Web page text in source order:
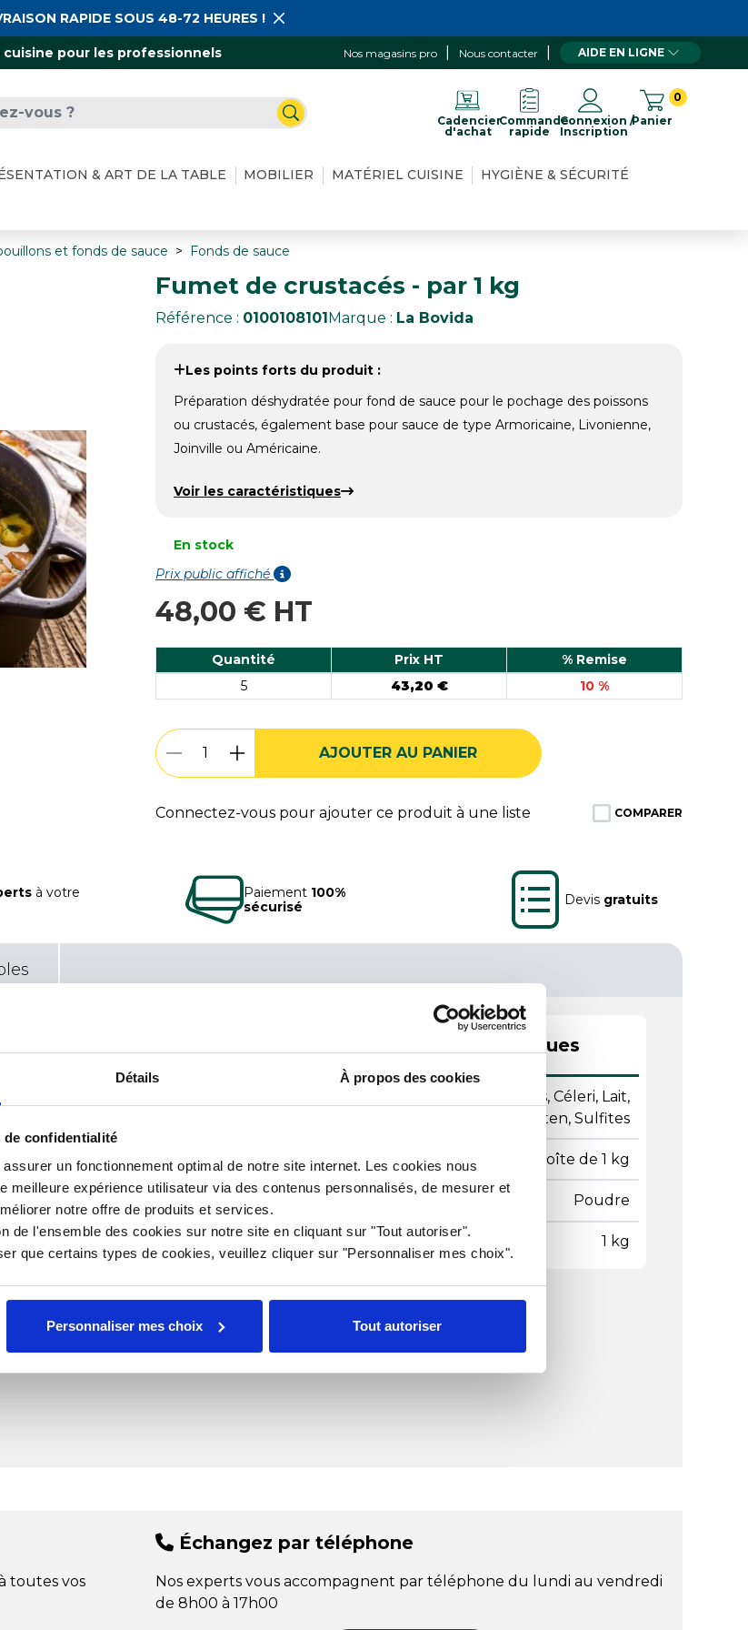
Détails À propos des cookies
de confidentialité
un fonctionnement optimal de notre site internet. Les cookies nous
meilleure expérience utilisateur via des contenus personnalisés, de mesurer et
notre offre de produits et services.
de l'ensemble des cookies sur notre site en cliquant sur "Tout autoriser".
que certains types de cookies, veuillez cliquer sur "Personnaliser mes choix".
Personnaliser mes choix Tout autoriser
pour les professionnels Nos magasins pro Nous contacter AIDE EN LIGNE
Cadencier
d'achat
Commande
rapide
Connexion /
Inscription
Panier
0
& ART DE LA TABLE MOBILIER MATÉRIEL CUISINE HYGIÈNE & SÉCURITÉ
RAPIDE SOUS 48-72 HEURES !
et fonds de sauce Fonds de sauce
Fumet de crustacés - par 1 kg
Référence : 0100108101Marque : La Bovida
Les points forts du produit :
Préparation déshydratée pour fond de sauce pour le pochage des poissons
ou crustacés, également base pour sauce de type Armoricaine, Livonienne,
Joinville ou Américaine.
Voir les caractéristiques
En stock
Prix public affiché
48,00 € HT
Quantité Prix HT
% Remise
5
43,20 € 10 %
AJOUTER AU PANIER
Connectez-vous pour ajouter ce produit à une liste COMPARER
à votre
Paiement 100%
sécurisé
Devis gratuits
d’oignon, de
; sel ; épices et plantes
thym) ; poudre de
de protéine végétale
POISSON) ;
de carotte ;
de sauce, 30g par litre
et cuire deux
Caractéristiques techniques
Allergènes
Poisson, Crustacés, Céleri, Lait,
Gluten, Sulfites
Conditionnement Boîte de 1 kg
Consistance Poudre
Poids 1 kg
toutes vos
Échangez par téléphone
Nos experts vous accompagnent par téléphone du lundi au vendredi
de 8h00 à 17h00